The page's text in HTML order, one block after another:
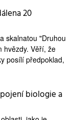
20
skalnatou "Druhou
hvězdy. Věří, že
posílí předpoklad,
biologie a